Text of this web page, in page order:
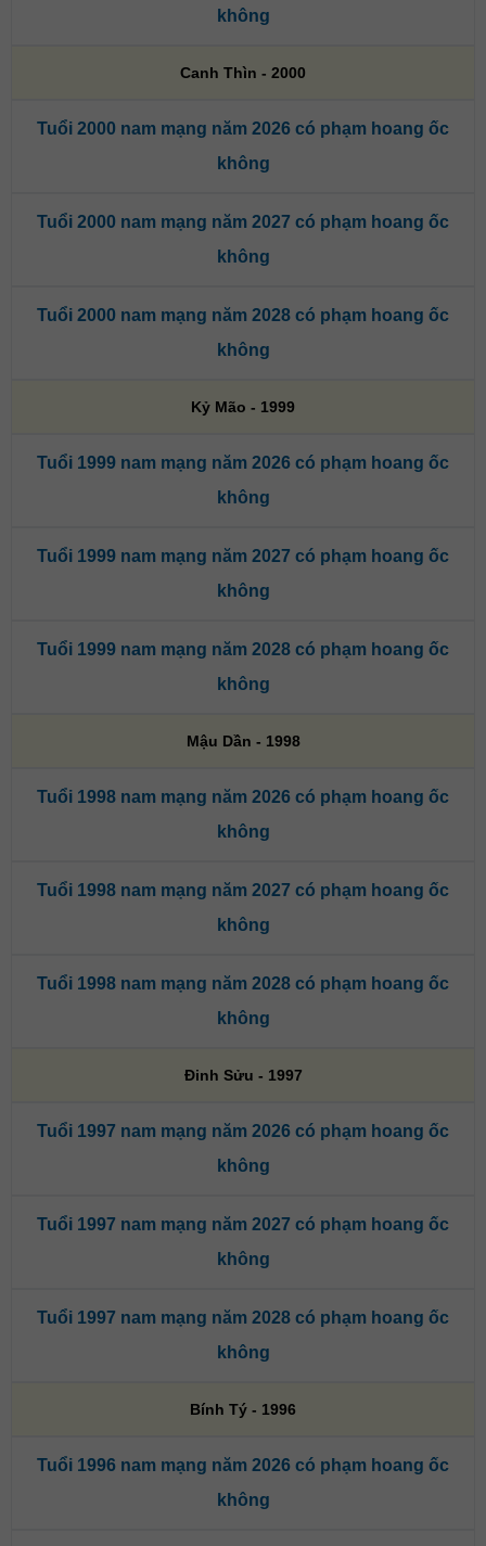
không
Canh Thìn - 2000
Tuổi 2000 nam mạng năm 2026 có phạm hoang ốc
không
Tuổi 2000 nam mạng năm 2027 có phạm hoang ốc
không
Tuổi 2000 nam mạng năm 2028 có phạm hoang ốc
không
Kỷ Mão - 1999
Tuổi 1999 nam mạng năm 2026 có phạm hoang ốc
không
Tuổi 1999 nam mạng năm 2027 có phạm hoang ốc
không
Tuổi 1999 nam mạng năm 2028 có phạm hoang ốc
không
Mậu Dần - 1998
Tuổi 1998 nam mạng năm 2026 có phạm hoang ốc
không
Tuổi 1998 nam mạng năm 2027 có phạm hoang ốc
không
Tuổi 1998 nam mạng năm 2028 có phạm hoang ốc
không
Đinh Sửu - 1997
Tuổi 1997 nam mạng năm 2026 có phạm hoang ốc
không
Tuổi 1997 nam mạng năm 2027 có phạm hoang ốc
không
Tuổi 1997 nam mạng năm 2028 có phạm hoang ốc
không
Bính Tý - 1996
Tuổi 1996 nam mạng năm 2026 có phạm hoang ốc
không